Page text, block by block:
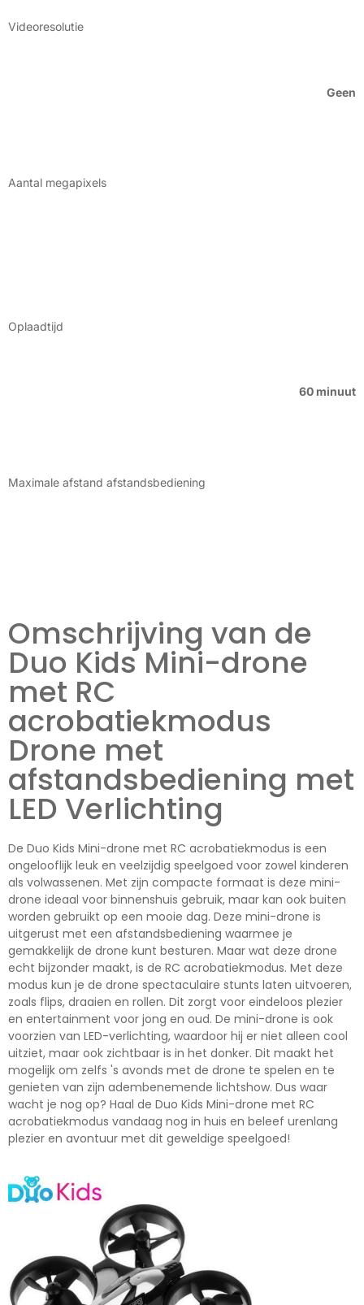
Videoresolutie
Geen
Aantal megapixels
Oplaadtijd
60 minuut
Maximale afstand afstandsbediening
Omschrijving van de
Duo Kids Mini-drone
met RC
acrobatiekmodus
Drone met
afstandsbediening met
LED Verlichting
De Duo Kids Mini-drone met RC acrobatiekmodus is een
ongelooflijk leuk en veelzijdig speelgoed voor zowel kinderen
als volwassenen. Met zijn compacte formaat is deze mini-
drone ideaal voor binnenshuis gebruik, maar kan ook buiten
worden gebruikt op een mooie dag. Deze mini-drone is
uitgerust met een afstandsbediening waarmee je
gemakkelijk de drone kunt besturen. Maar wat deze drone
echt bijzonder maakt, is de RC acrobatiekmodus. Met deze
modus kun je de drone spectaculaire stunts laten uitvoeren,
zoals flips, draaien en rollen. Dit zorgt voor eindeloos plezier
en entertainment voor jong en oud. De mini-drone is ook
voorzien van LED-verlichting, waardoor hij er niet alleen cool
uitziet, maar ook zichtbaar is in het donker. Dit maakt het
mogelijk om zelfs 's avonds met de drone te spelen en te
genieten van zijn adembenemende lichtshow. Dus waar
wacht je nog op? Haal de Duo Kids Mini-drone met RC
acrobatiekmodus vandaag nog in huis en beleef urenlang
plezier en avontuur met dit geweldige speelgoed!